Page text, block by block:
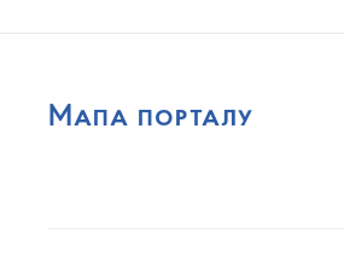
Мапа порталу